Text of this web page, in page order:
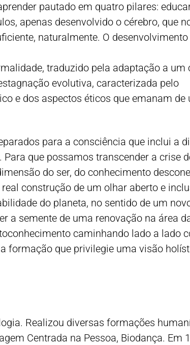
pautado em quatro pilares:
apenas desenvolvido o cérebro, que
naturalmente. O
traduzido pela adaptação a um
evolutiva, caracterizada pelo
e dos aspectos éticos que emanam de
para a consciência que inclui a
que possamos transcender a crise
do ser, do conhecimento
construção de um olhar aberto e
do planeta, no sentido de um
a semente de uma renovação na área
caminhando lado a lado
formação que privilegie uma visão
Realizou diversas formações
Centrada na Pessoa, Biodança. Em